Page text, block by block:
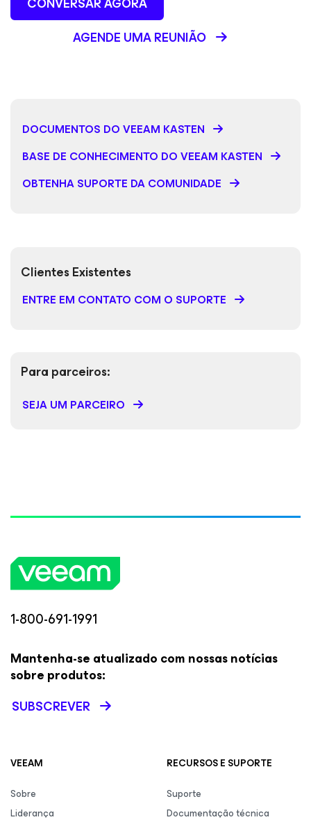
AGENDE UMA REUNIÃO
DOCUMENTOS DO VEEAM KASTEN
BASE DE CONHECIMENTO DO VEEAM KASTEN
OBTENHA SUPORTE DA COMUNIDADE
Clientes Existentes
ENTRE EM CONTATO COM O SUPORTE
Para parceiros:
SEJA UM PARCEIRO
1-800-691-1991
Mantenha-se atualizado com nossas notícias
sobre produtos:
SUBSCREVER
VEEAM
Sobre
Liderança
RECURSOS E SUPORTE
Suporte
Documentação técnica